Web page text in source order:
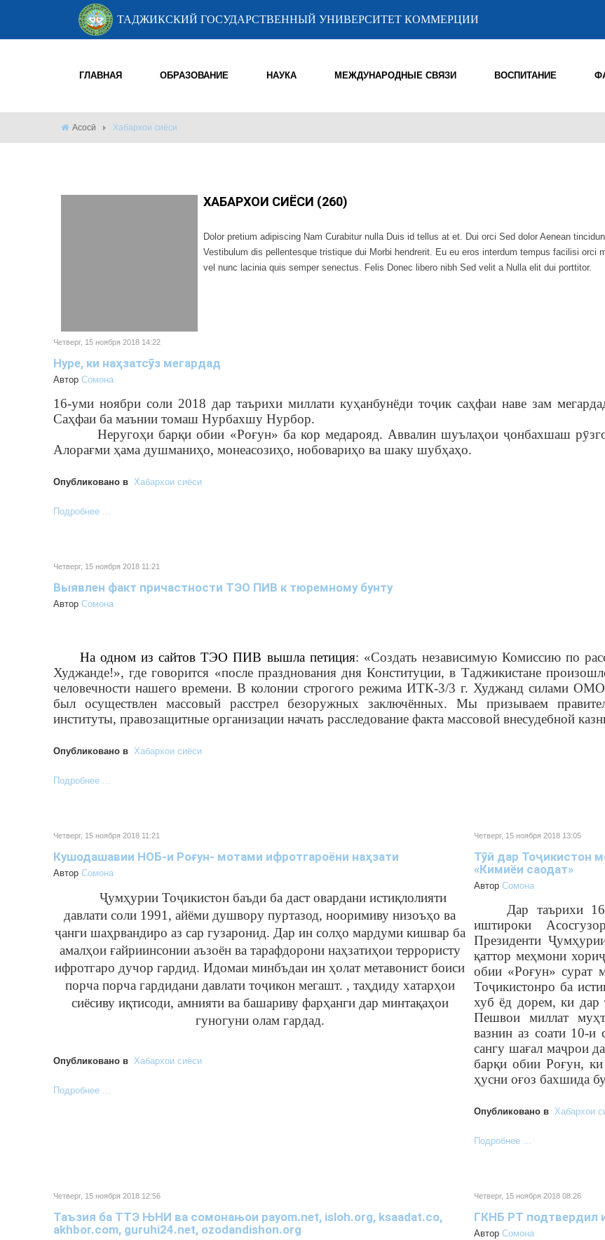
ТАДЖИКСКИЙ ГОСУДАРСТВЕННЫЙ УНИВЕРСИТЕТ КОММЕРЦИИ
ГЛАВНАЯ ОБРАЗОВАНИЕ НАУКА МЕЖДУНАРОДНЫЕ СВЯЗИ ВОСПИТАНИЕ
Асосӣ Хабархои сиёси
ХАБАРХОИ СИЁСИ (260)
Dolor pretium adipiscing Nam Curabitur nulla Duis id tellus at et. Dui orci Sed dolor Aenean
Vestibulum dis pellentesque tristique dui Morbi hendrerit. Eu eu eros interdum tempus facilisi
vel nunc lacinia quis semper senectus. Felis Donec libero nibh Sed velit a Nulla elit dui porttitor.
Четверг, 15 ноября 2018 14:22
Нуре, ки наҳзатсӯз мегардад
Автор Cомона
16-уми ноябри соли 2018 дар таърихи миллати куҳанбунёди тоҷик саҳфаи наве зам
Саҳфаи ба маънии томаш Нурбахшу Нурбор.
Неругоҳи барқи обии «Роғун» ба кор медарояд. Аввалин шуълаҳои ҷонбахшаш
Алорағми ҳама душманиҳо, монеасозиҳо, нобовариҳо ва шаку шубҳаҳо.
Опубликовано в Хабархои сиёси
Подробнее ...
Четверг, 15 ноября 2018 11:21
Выявлен факт причастности ТЭО ПИВ к тюремному бунту
Автор Cомона
На одном из сайтов ТЭО ПИВ вышла петиция: «Создать независимую Комиссию по
Худжанде!», где говорится «после празднования дня Конституции, в Таджикистане
человечности нашего времени. В колонии строгого режима ИТК-3/3 г. Худжанд силами
был осуществлен массовый расстрел безоружных заключённых. Мы призываем
институты, правозащитные организации начать расследование факта массовой внесудебной
Опубликовано в Хабархои сиёси
Подробнее ...
Четверг, 15 ноября 2018 11:21
Кушодашавии НОБ-и Роғун- мотами ифротгароёни наҳзати
Автор Cомона
Ҷумҳурии Тоҷикистон баъди ба даст овардани истиқлолияти
давлати соли 1991, айёми душвору пуртазод, нооримиву низоъҳо ва
ҷанги шаҳрвандиро аз сар гузаронид. Дар ин солҳо мардуми кишвар ба
амалҳои ғайриинсонии аъзоён ва тарафдорони наҳзатиҳои террористу
ифротгаро дучор гардид. Идомаи минбъдаи ин ҳолат метавонист боиси
порча порча гардидани давлати тоҷикон мегашт. , таҳдиду хатарҳои
сиёсиву иқтисоди, амнияти ва башариву фарҳанги дар минтақаҳои
гуногуни олам гардад.
Опубликовано в Хабархои сиёси
Подробнее ...
Четверг, 15 ноября 2018 13:05
Тӯй дар Тоҷикистон
«Кимиёи саодат»
Автор Cомона
Дар таърихи
иштироки
Президенти
қаттор меҳмони
обии «Роғун» сурат
Тоҷикистонро ба
хуб ёд дорем, ки дар
Пешвои миллат
вазнин аз соати 10-
сангу шағал маҷрои
барқи обии Роғун,
ҳусни оғоз бахшида
Опубликовано в Хабархои
Подробнее ...
Четверг, 15 ноября 2018 12:56
Таъзия ба ТТЭ ЊНИ ва сомонањои payom.net, isloh.org, ksaadat.co,
akhbor.com, guruhi24.net, ozodandishon.org
Четверг, 15 ноября 2018 08:26
ГКНБ РТ подтвердил
Автор Cомона